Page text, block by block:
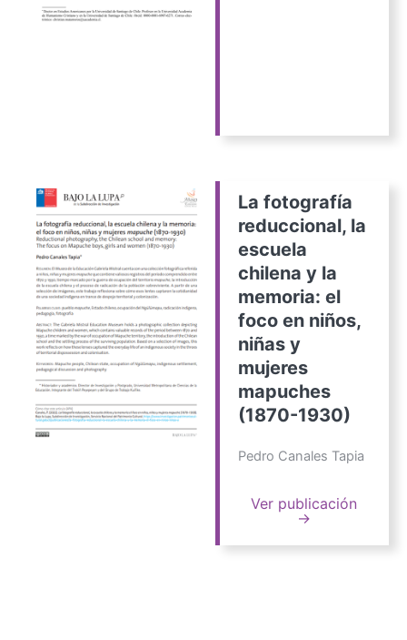
La fotografía
reduccional, la
escuela
chilena y la
memoria: el
foco en niños,
niñas y
mujeres
mapuches
(1870-1930)
Pedro Canales Tapia
Ver publicación
→